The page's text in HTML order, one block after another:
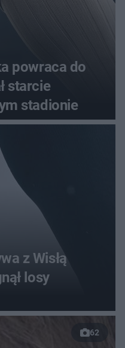
powraca do
starcie
stadionie
z Wisłą
losy
62